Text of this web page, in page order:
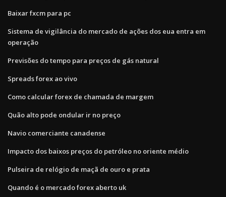
Baixar fxcm para pc
Sistema de vigilância do mercado de ações dos eua entra em
operação
Previsões do tempo para preços de gás natural
Spreads forex ao vivo
Como calcular forex de chamada de margem
Quão alto pode ondular ir no preço
Navio comerciante canadense
Impacto dos baixos preços do petróleo no oriente médio
Pulseira de relógio de maçã de ouro e prata
Quando é o mercado forex aberto uk